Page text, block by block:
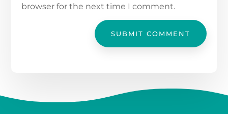
browser for the next time I comment.
SUBMIT COMMENT